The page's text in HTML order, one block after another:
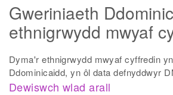
Gweriniaeth
ethnigrwydd mwyaf
Dyma'r ethnigrwydd mwyaf cyffredin
Ddominicaidd, yn ôl data defnyddwyr
Dewiswch wlad arall